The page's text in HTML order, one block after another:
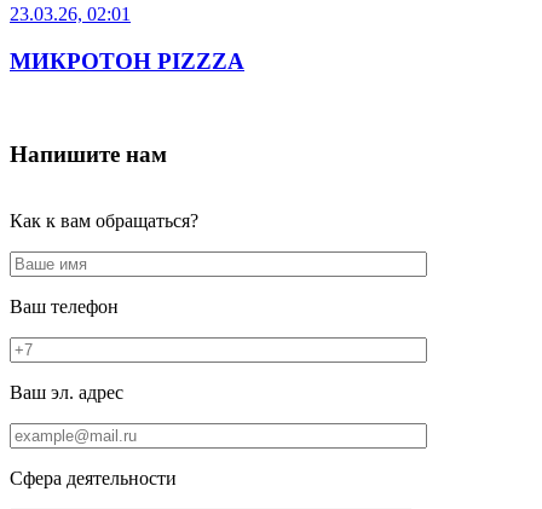
23.03.26, 02:01
МИКРОТОН PIZZZA
Напишите нам
Как к вам обращаться?
Ваш телефон
Ваш эл. адрес
Сфера деятельности